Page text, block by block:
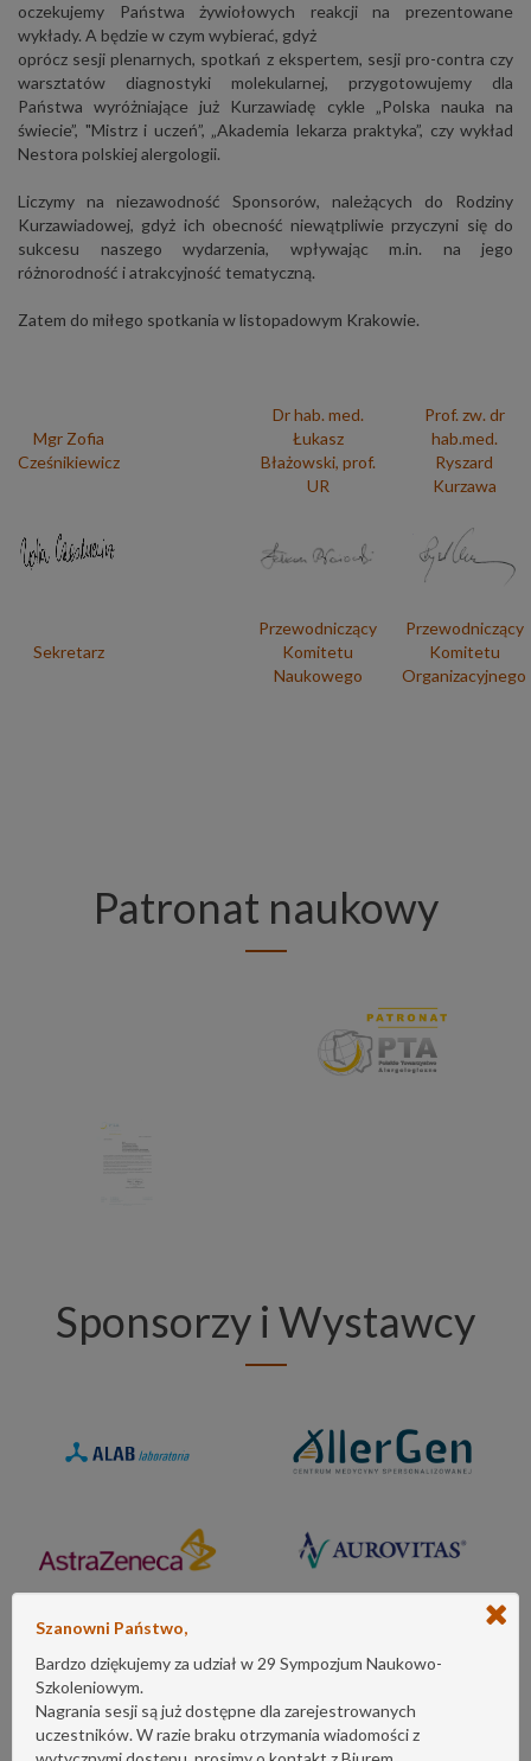
oczekujemy Państwa żywiołowych reakcji na prezentowane
wykłady. A będzie w czym wybierać, gdyż
oprócz sesji plenarnych, spotkań z ekspertem, sesji pro-contra czy
warsztatów diagnostyki molekularnej, przygotowujemy dla
Państwa wyróżniające już Kurzawiadę cykle „Polska nauka na
świecie”, "Mistrz i uczeń”, „Akademia lekarza praktyka”, czy wykład
Nestora polskiej alergologii.
Liczymy na niezawodność Sponsorów, należących do Rodziny
Kurzawiadowej, gdyż ich obecność niewątpliwie przyczyni się do
sukcesu naszego wydarzenia, wpływając m.in. na jego
różnorodność i atrakcyjność tematyczną.
Zatem do miłego spotkania w listopadowym Krakowie.
Mgr Zofia
Cześnikiewicz
Dr hab. med.
Łukasz
Błażowski, prof.
UR
Prof. zw. dr
hab.med.
Ryszard
Kurzawa
Sekretarz
Przewodniczący
Komitetu
Naukowego
Przewodniczący
Komitetu
Organizacyjnego
Patronat naukowy
Sponsorzy i Wystawcy
Szanowni Państwo,
Bardzo dziękujemy za udział w 29 Sympozjum Naukowo-
Szkoleniowym.
Nagrania sesji są już dostępne dla zarejestrowanych
uczestników. W razie braku otrzymania wiadomości z